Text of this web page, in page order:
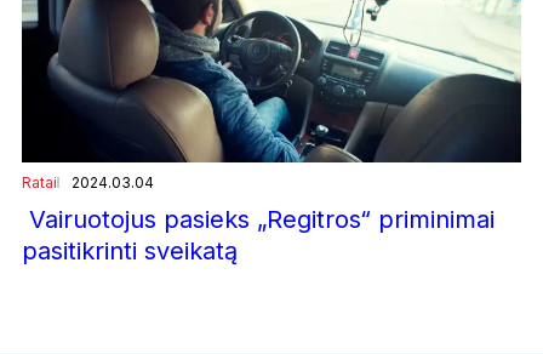
Ratai 2024.03.04
Vairuotojus pasieks „Regitros“ priminimai
pasitikrinti sveikatą